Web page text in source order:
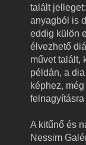
talált
anyagból is
eddig külön
élvezhető
művet talált,
példán, a
képhez,
felnagyításra
A kitűnő és
Nessim